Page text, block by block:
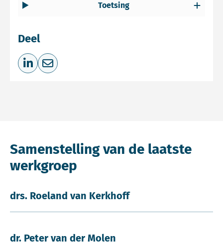
Toetsing
Deel
Deel op LinkedIn
Deel via e-mail
Samenstelling van de laatste
werkgroep
drs. Roeland van Kerkhoff
dr. Peter van der Molen